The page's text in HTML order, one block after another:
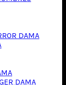
DAMA
DAMA